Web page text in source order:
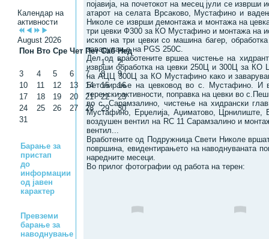
Календар на
активности
August 2026
Пон Вто Сре Чет Пет Саб Нед
1
2
3
4 5 6 7 8
9
10
11 12 13 14 15
16
17
18 19 20 21 22
23
24
25 26 27 28 29
30
31
Барање за
пристап
до
информации
од јавен
карактер
Превземи
барање за
наводнување
појавија, на почетокот на месец јули се
атарот на селата Врсаково, Мустафино и
Николе се изврши демонтажа и монтажа на
три цевки Ф300 за КО Мустафино и монтажа на
ископ на три цевки со машина багер,
заварување на PGS 250C.
Дел од вработените вршеа чистење на
изврши обработка на цевки 250Ц и 300Ц за КО
на АЦЦ 300Ц за КО Мустафино како и
Бетонирање на цевковод во с. Мустафино. И
теренски активности, поправка на цевки во
во с. Сарамзалино, чистење на хидрански
Мустафино, Ерџелија, Аџиматово, Црнилиште,
воздушен вентил на RC 11 Сарамзалино и
вентил...
Вработените од Подружница Свети Николе
површина, евидентирањето на наводнуваната
наредните месеци.
Во прилог фотографии од работа на терен: